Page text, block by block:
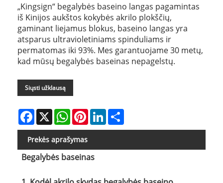
„Kingsign“ begalybės baseino langas pagamintas
iš Kinijos aukštos kokybės akrilo plokščių,
gaminant liejamus blokus, baseino langas yra
atsparus ultravioletiniams spinduliams ir
permatomas iki 93%. Mes garantuojame 30 metų,
kad mūsų begalybės baseinas nepagelstų.
Siųsti užklausą
Facebook
X WhatsAppPinterestLinkedIn
Prekės aprašymas
Begalybės baseinas